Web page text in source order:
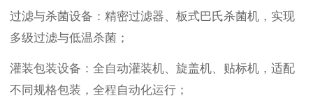
过滤与杀菌设备：精密过滤器、板式巴氏杀菌机，实现
多级过滤与低温杀菌；
灌装包装设备：全自动灌装机、旋盖机、贴标机，适配
不同规格包装，全程自动化运行；